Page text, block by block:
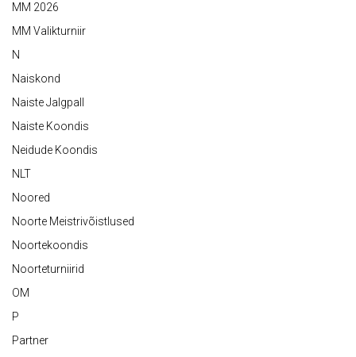
MM 2026
MM Valikturniir
N
Naiskond
Naiste Jalgpall
Naiste Koondis
Neidude Koondis
NLT
Noored
Noorte Meistrivõistlused
Noortekoondis
Noorteturniirid
OM
P
Partner